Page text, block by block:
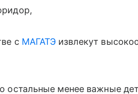
с МАГАТЭ извлекут
остальные менее важные